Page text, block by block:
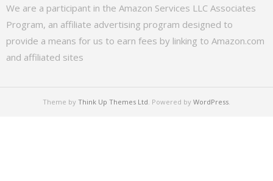
We are a participant in the Amazon Services LLC Associates
Program, an affiliate advertising program designed to
provide a means for us to earn fees by linking to Amazon.com
and affiliated sites
Theme by Think Up Themes Ltd. Powered by WordPress.